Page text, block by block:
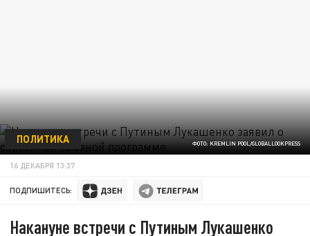
ФОТО: KREMLIN POOL/GLOBALLOOKPRESS
ПОЛИТИКА
16 ДЕКАБРЯ 13:37
ПОДПИШИТЕСЬ:
Накануне встречи с Путиным Лукашенко